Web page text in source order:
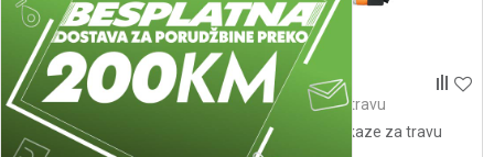
Makaze za travu
1001565 (113710) Makaze
za travu i zivu ogradu
Makaze za travu
113680 Makaze za travu